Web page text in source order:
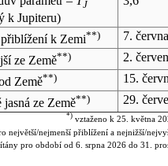
J
k Jupiteru)
k Zemi**) 7.
ze Země**) 2.
Země**) 15.
jasná ze Země**) 29.
*)vztaženo k 25. května
největší/nejmenší přiblížení a nejnižší/
pro období od 6. srpna 2026 do 31.